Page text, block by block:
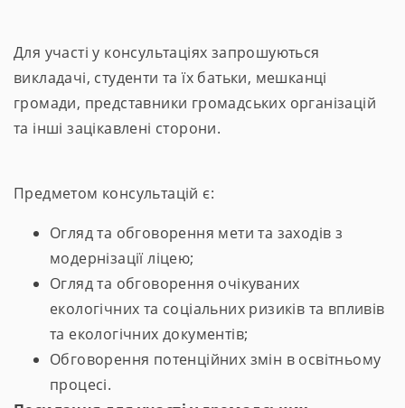
Для участі у консультаціях запрошуються
викладачі, студенти та їх батьки, мешканці
громади, представники громадських організацій
та інші зацікавлені сторони.
Предметом консультацій є:
Огляд та обговорення мети та заходів з
модернізації ліцею;
Огляд та обговорення очікуваних
екологічних та соціальних ризиків та впливів
та екологічних документів;
Обговорення потенційних змін в освітньому
процесі.